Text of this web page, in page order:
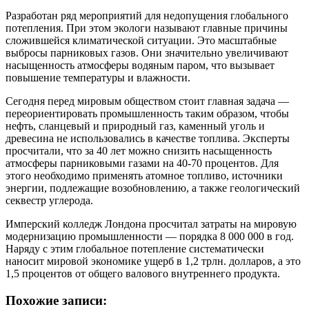
Разработан ряд мероприятий для недопущения глобального
потепления. При этом экологи называют главные причины
сложившейся климатической ситуации. Это масштабные
выбросы парниковых газов. Они значительно увеличивают
насыщенность атмосферы водяным паром, что вызывает
повышение температуры и влажности.
Сегодня перед мировым обществом стоит главная задача —
переориентировать промышленность таким образом, чтобы
нефть, сланцевый и природный газ, каменный уголь и
древесина не использовались в качестве топлива. Эксперты
просчитали, что за 40 лет можно снизить насыщенность
атмосферы парниковыми газами на 40-70 процентов. Для
этого необходимо применять атомное топливо, источники
энергии, подлежащие возобновлению, а также геологический
секвестр углерода.
Имперский колледж Лондона просчитал затраты на мировую
модернизацию промышленности — порядка 8 000 000 в год.
Наряду с этим глобальное потепление систематически
наносит мировой экономике ущерб в 1,2 трлн. долларов, а это
1,5 процентов от общего валового внутреннего продукта.
Похожие записи: